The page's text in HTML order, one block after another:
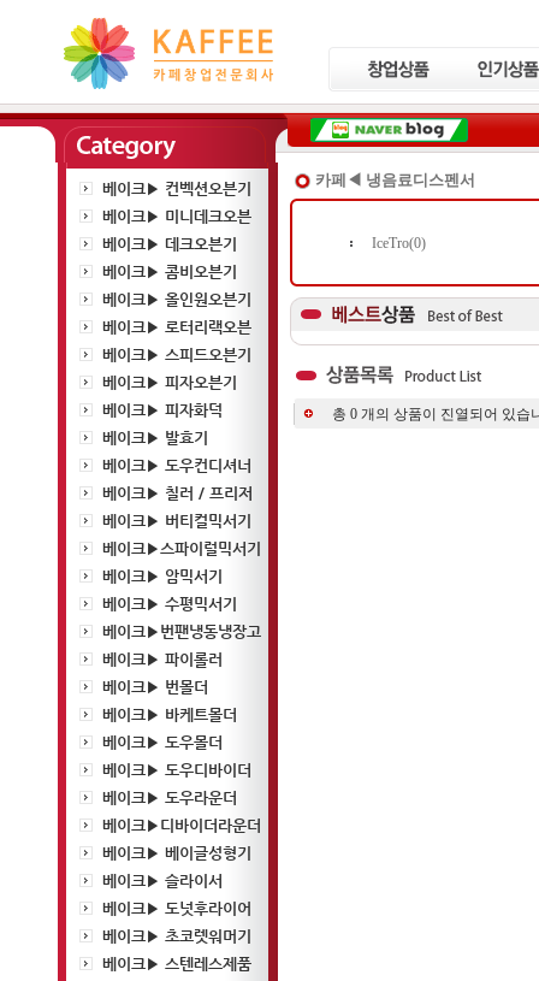
베이크▶ 컨벡션오븐기
베이크▶ 미니데크오븐
베이크▶ 데크오븐기
베이크▶ 콤비오븐기
베이크▶ 올인원오븐기
베이크▶ 로터리랙오븐
베이크▶ 스피드오븐기
베이크▶ 피자오븐기
베이크▶ 피자화덕
베이크▶ 발효기
베이크▶ 도우컨디셔너
베이크▶ 칠러 / 프리저
베이크▶ 버티컬믹서기
베이크▶스파이럴믹서기
베이크▶ 암믹서기
베이크▶ 수평믹서기
베이크▶번팬냉동냉장고
베이크▶ 파이롤러
베이크▶ 번몰더
베이크▶ 바케트몰더
베이크▶ 도우몰더
베이크▶ 도우디바이더
베이크▶ 도우라운더
베이크▶디바이더라운더
베이크▶ 베이글성형기
베이크▶ 슬라이서
베이크▶ 도넛후라이어
베이크▶ 초코렛워머기
베이크▶ 스텐레스제품
카페◀ 냉음료디스펜서
IceTro(0)
총 0 개의 상품이 진열되어 있습